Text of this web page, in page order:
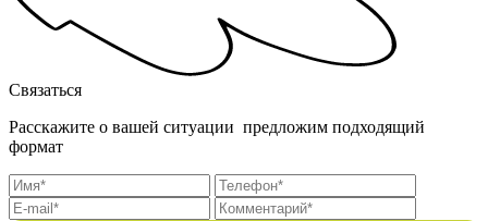
Связаться
Расскажите о вашей ситуации предложим подходящий
формат